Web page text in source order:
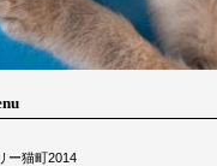
ー猫町2014